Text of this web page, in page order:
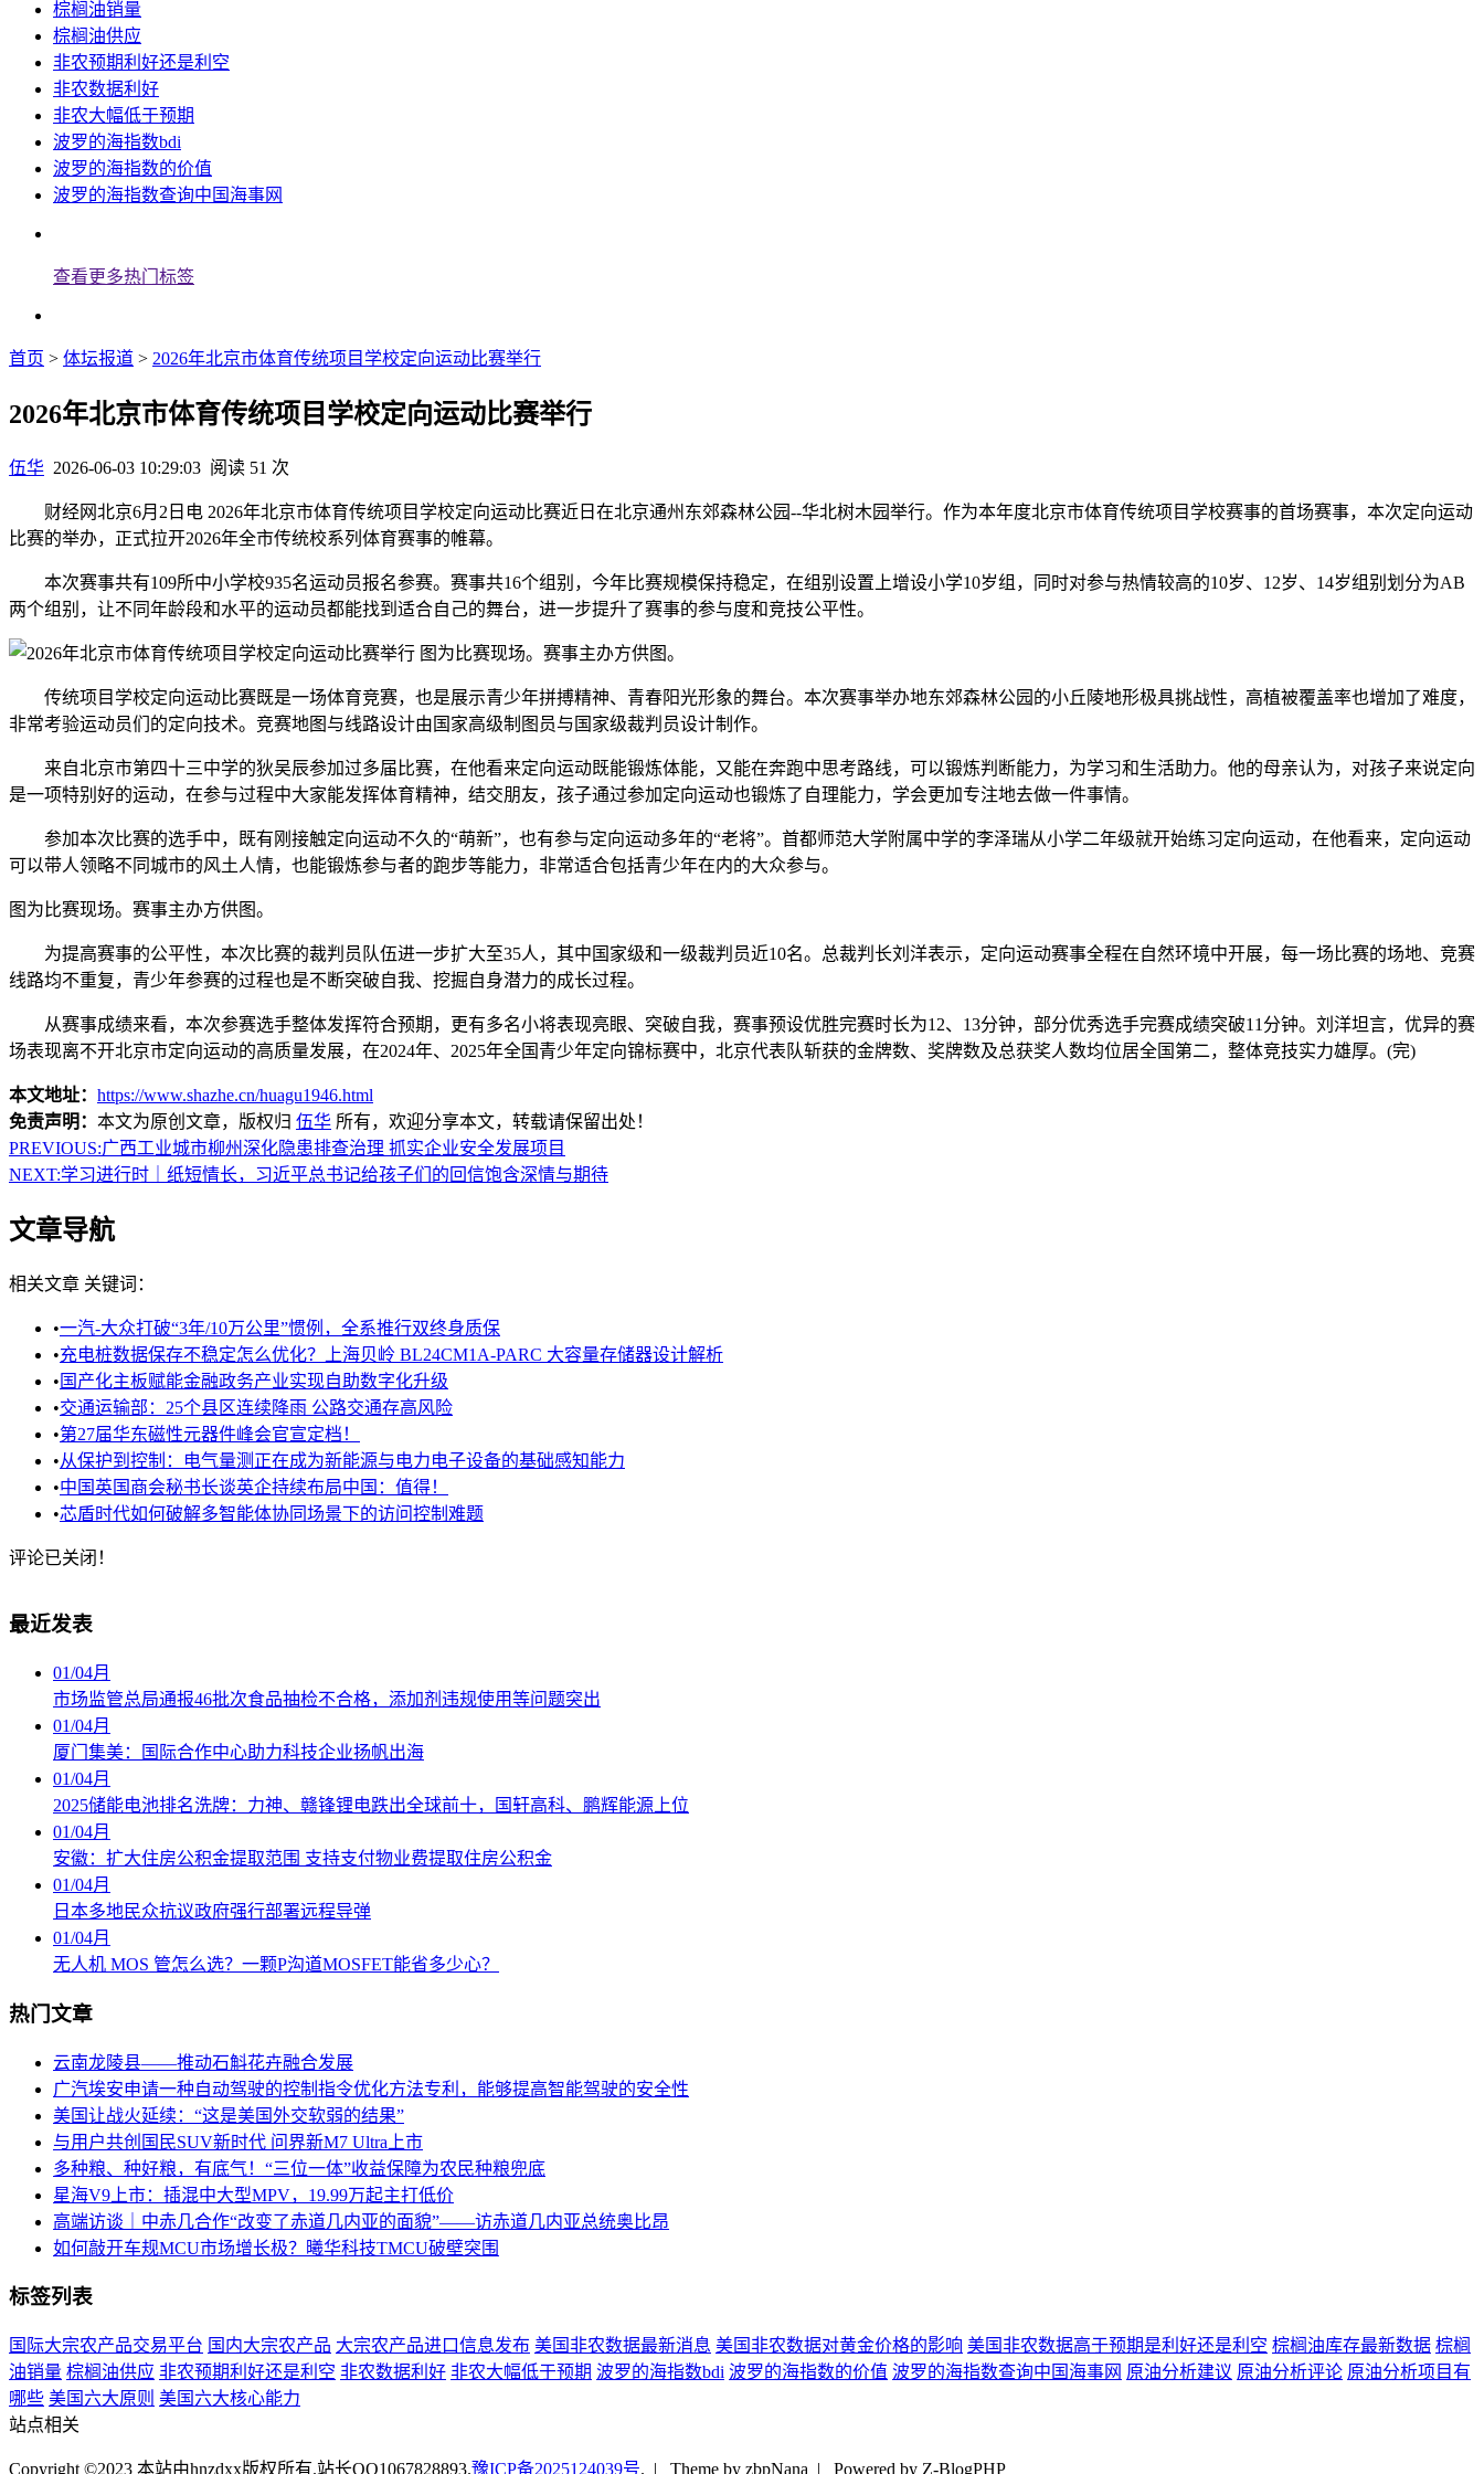
棕榈油销量
棕榈油供应
非农预期利好还是利空
非农数据利好
非农大幅低于预期
波罗的海指数bdi
波罗的海指数的价值
波罗的海指数查询中国海事网
查看更多热门标签
首页 > 体坛报道 > 2026年北京市体育传统项目学校定向运动比赛举行
2026年北京市体育传统项目学校定向运动比赛举行
伍华 2026-06-03 10:29:03 阅读 51 次
财经网北京6月2日电 2026年北京市体育传统项目学校定向运动比赛近日在北京通州东郊森林公园--华北树木园举行。作为本年度北京市体育传统项目学校赛事的首场赛事，本次定向运动
比赛的举办，正式拉开2026年全市传统校系列体育赛事的帷幕。
本次赛事共有109所中小学校935名运动员报名参赛。赛事共16个组别，今年比赛规模保持稳定，在组别设置上增设小学10岁组，同时对参与热情较高的10岁、12岁、14岁组别划分为AB
两个组别，让不同年龄段和水平的运动员都能找到适合自己的舞台，进一步提升了赛事的参与度和竞技公平性。
图为比赛现场。赛事主办方供图。
传统项目学校定向运动比赛既是一场体育竞赛，也是展示青少年拼搏精神、青春阳光形象的舞台。本次赛事举办地东郊森林公园的小丘陵地形极具挑战性，高植被覆盖率也增加了难度，
非常考验运动员们的定向技术。竞赛地图与线路设计由国家高级制图员与国家级裁判员设计制作。
来自北京市第四十三中学的狄吴辰参加过多届比赛，在他看来定向运动既能锻炼体能，又能在奔跑中思考路线，可以锻炼判断能力，为学习和生活助力。他的母亲认为，对孩子来说定向
是一项特别好的运动，在参与过程中大家能发挥体育精神，结交朋友，孩子通过参加定向运动也锻炼了自理能力，学会更加专注地去做一件事情。
参加本次比赛的选手中，既有刚接触定向运动不久的“萌新”，也有参与定向运动多年的“老将”。首都师范大学附属中学的李泽瑞从小学二年级就开始练习定向运动，在他看来，定向运动
可以带人领略不同城市的风土人情，也能锻炼参与者的跑步等能力，非常适合包括青少年在内的大众参与。
图为比赛现场。赛事主办方供图。
为提高赛事的公平性，本次比赛的裁判员队伍进一步扩大至35人，其中国家级和一级裁判员近10名。总裁判长刘洋表示，定向运动赛事全程在自然环境中开展，每一场比赛的场地、竞赛
线路均不重复，青少年参赛的过程也是不断突破自我、挖掘自身潜力的成长过程。
从赛事成绩来看，本次参赛选手整体发挥符合预期，更有多名小将表现亮眼、突破自我，赛事预设优胜完赛时长为12、13分钟，部分优秀选手完赛成绩突破11分钟。刘洋坦言，优异的赛
场表现离不开北京市定向运动的高质量发展，在2024年、2025年全国青少年定向锦标赛中，北京代表队斩获的金牌数、奖牌数及总获奖人数均位居全国第二，整体竞技实力雄厚。(完)
本文地址： https://www.shazhe.cn/huagu1946.html
免责声明： 本文为原创文章，版权归 伍华 所有，欢迎分享本文，转载请保留出处！
PREVIOUS:广西工业城市柳州深化隐患排查治理 抓实企业安全发展项目
NEXT:学习进行时｜纸短情长，习近平总书记给孩子们的回信饱含深情与期待
文章导航
相关文章 关键词：
•一汽-大众打破“3年/10万公里”惯例，全系推行双终身质保
•充电桩数据保存不稳定怎么优化？上海贝岭 BL24CM1A-PARC 大容量存储器设计解析
• 国产化主板赋能金融政务产业实现自助数字化升级
•交通运输部：25个县区连续降雨 公路交通存高风险
•第27届华东磁性元器件峰会官宣定档！
•从保护到控制：电气量测正在成为新能源与电力电子设备的基础感知能力
•中国英国商会秘书长谈英企持续布局中国：值得！
•芯盾时代如何破解多智能体协同场景下的访问控制难题
评论已关闭！
最近发表
01/04月
市场监管总局通报46批次食品抽检不合格，添加剂违规使用等问题突出
01/04月
厦门集美：国际合作中心助力科技企业扬帆出海
01/04月
2025储能电池排名洗牌：力神、赣锋锂电跌出全球前十，国轩高科、鹏辉能源上位
01/04月
安徽：扩大住房公积金提取范围 支持支付物业费提取住房公积金
01/04月
日本多地民众抗议政府强行部署远程导弹
01/04月
无人机 MOS 管怎么选？一颗P沟道MOSFET能省多少心？
热门文章
云南龙陵县――推动石斛花卉融合发展
广汽埃安申请一种自动驾驶的控制指令优化方法专利，能够提高智能驾驶的安全性
美国让战火延续：“这是美国外交软弱的结果”
与用户共创国民SUV新时代 问界新M7 Ultra上市
多种粮、种好粮，有底气！“三位一体”收益保障为农民种粮兜底
星海V9上市：插混中大型MPV，19.99万起主打低价
高端访谈｜中赤几合作“改变了赤道几内亚的面貌”――访赤道几内亚总统奥比昂
如何敲开车规MCU市场增长极？曦华科技TMCU破壁突围
标签列表
国际大宗农产品交易平台 国内大宗农产品 大宗农产品进口信息发布 美国非农数据最新消息 美国非农数据对黄金价格的影响 美国非农数据高于预期是利好还是利空 棕榈油库存最新数据 棕榈
油销量 棕榈油供应 非农预期利好还是利空 非农数据利好 非农大幅低于预期 波罗的海指数bdi 波罗的海指数的价值 波罗的海指数查询中国海事网 原油分析建议 原油分析评论 原油分析项目有
哪些 美国六大原则 美国六大核心能力
站点相关
Copyright ©2023 本站由hnzdxx版权所有.站长QQ1067828893.豫ICP备2025124039号. | Theme by zbpNana | Powered by Z-BlogPHP